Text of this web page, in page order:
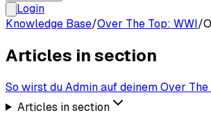
Login
Knowledge Base/Over The Top: WWI/
Articles in section
So wirst du Admin auf deinem Over
Articles in section